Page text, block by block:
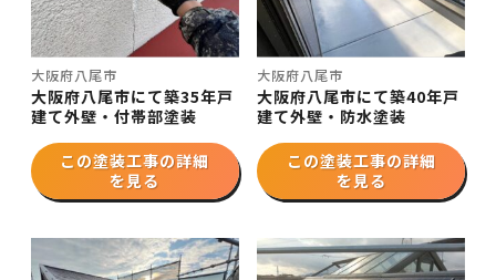
大阪府八尾市
大阪府八尾市にて築35年戸
建て外壁・付帯部塗装
この塗装工事の詳細
を見る
大阪府八尾市
大阪府八尾市にて築40年戸
建て外壁・防水塗装
この塗装工事の詳細
を見る